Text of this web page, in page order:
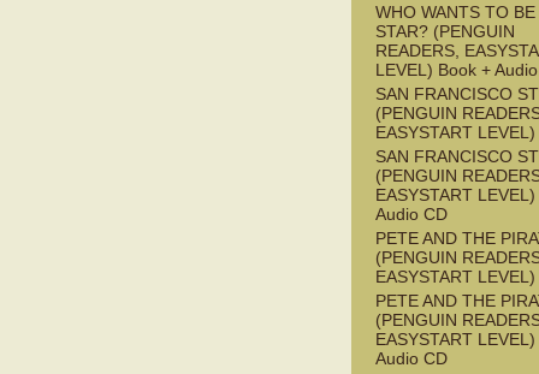
WHO WANTS TO BE
STAR? (PENGUIN
READERS,
LEVEL) Book +
SAN FRANCISCO
(PENGUIN
EASYSTART
SAN FRANCISCO
(PENGUIN
EASYSTART
Audio CD
PETE AND THE
(PENGUIN
EASYSTART
PETE AND THE
(PENGUIN
EASYSTART
Audio CD